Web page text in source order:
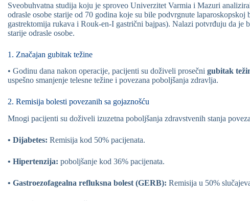
Sveobuhvatna studija koju je sproveo Univerzitet Varmia i Mazuri
odrasle osobe starije od 70 godina koje su bile podvrgnute
gastrektomija rukava i Rouk-en-I gastrični bajpas). Nalazi potvrđuju da je
starije odrasle osobe.
1. Značajan gubitak težine
• Godinu dana nakon operacije, pacijenti su doživeli prosečni gubitak
uspešno smanjenje telesne težine i povezana poboljšanja zdravlja.
2. Remisija bolesti povezanih sa gojaznošću
Mnogi pacijenti su doživeli izuzetna poboljšanja zdravstvenih stanja
• Dijabetes: Remisija kod 50% pacijenata.
• Hipertenzija: poboljšanje kod 36% pacijenata.
• Gastroezofagealna refluksna bolest (GERB): Remisija u 50%